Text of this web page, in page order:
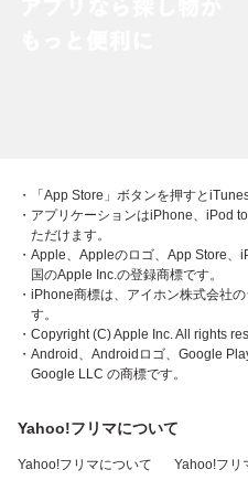
・「App Store」ボタンを押すと
・アプリケーションはiPhone、iPod
ただけます。
・Apple、Appleのロゴ、App Store
国のApple Inc.の登録商標です。
・iPhone商標は、アイホン株式会社
す。
・Copyright (C) Apple Inc. All rights
・Android、Androidロゴ、Google
Google LLC の商標です。
Yahoo!フリマについて
Yahoo!フリマについて Yahoo!フリ